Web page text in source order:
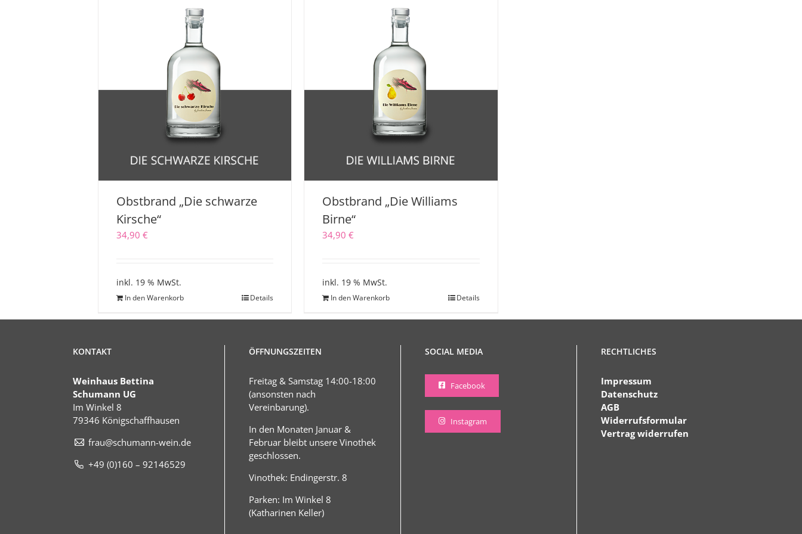
Obstbrand „Die schwarze
Kirsche“
34,90€
inkl. 19 % MwSt.
In den Warenkorb Details
Obstbrand „Die Williams
Birne“
34,90€
inkl. 19 % MwSt.
In den Warenkorb Details
KONTAKT
Weinhaus Bettina
Schumann UG
Im Winkel 8
79346 Königschaffhausen
frau@schumann-wein.de
+49 (0)160 – 92146529
ÖFFNUNGSZEITEN
Freitag & Samstag 14:00-18:00
(ansonsten nach
Vereinbarung).
In den Monaten Januar &
Februar bleibt unsere Vinothek
geschlossen.
Vinothek: Endingerstr. 8
Parken: Im Winkel 8
(Katharinen Keller)
SOCIAL MEDIA
Facebook
Instagram
RECHTLICHES
Impressum
Datenschutz
AGB
Widerrufsformular
Vertrag widerrufen